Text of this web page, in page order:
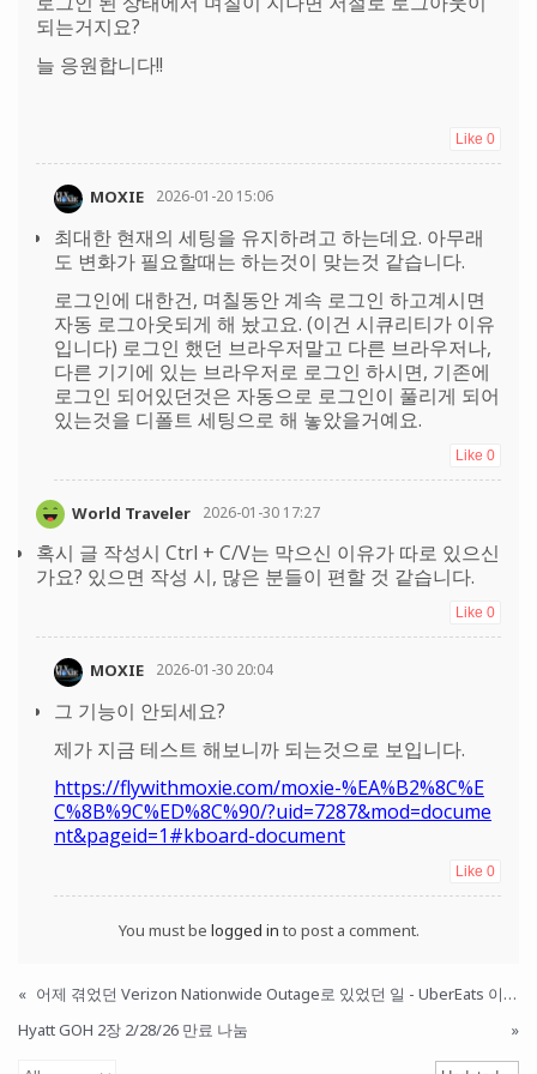
되는거지요?
늘 응원합니다!!
Like 0
MOXIE 2026-01-20 15:06
최대한 현재의 세팅을 유지하려고 하는데요. 아무래
도 변화가 필요할때는 하는것이 맞는것 같습니다.
로그인에 대한건, 며칠동안 계속 로그인 하고계시면
자동 로그아웃되게 해 놨고요. (이건 시큐리티가 이유
입니다) 로그인 했던 브라우저말고 다른 브라우저나,
다른 기기에 있는 브라우저로 로그인 하시면, 기존에
로그인 되어있던것은 자동으로 로그인이 풀리게 되어
있는것을 디폴트 세팅으로 해 놓았을거예요.
Like 0
World Traveler 2026-01-30 17:27
혹시 글 작성시 Ctrl + C/V는 막으신 이유가 따로 있으신
가요? 있으면 작성 시, 많은 분들이 편할 것 같습니다.
Like 0
MOXIE 2026-01-30 20:04
그 기능이 안되세요?
제가 지금 테스트 해보니까 되는것으로 보입니다.
https://flywithmoxie.com/moxie-%EA%B2%8C%E
C%8B%9C%ED%8C%90/?uid=7287&mod=docume
nt&pageid=1#kboard-document
Like 0
You must be logged in to post a comment.
«
어제 겪었던 Verizon Nationwide Outage로 있었던 일 - UberEats 이야기
Hyatt GOH 2장 2/28/26 만료 나눔
»